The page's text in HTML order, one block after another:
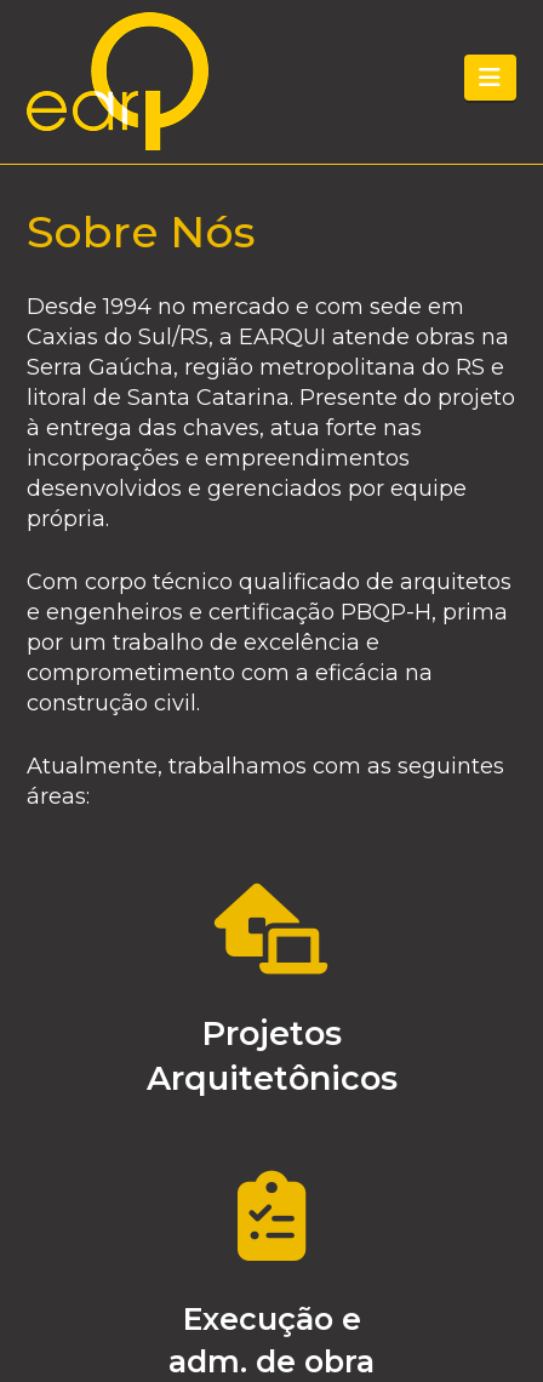
Sobre Nós
Desde 1994 no mercado e com sede em
Caxias do Sul/RS, a EARQUI atende obras na
Serra Gaúcha, região metropolitana do RS e
litoral de Santa Catarina. Presente do projeto
à entrega das chaves, atua forte nas
incorporações e empreendimentos
desenvolvidos e gerenciados por equipe
própria.
Com corpo técnico qualificado de arquitetos
e engenheiros e certificação PBQP-H, prima
por um trabalho de excelência e
comprometimento com a eficácia na
construção civil.
Atualmente, trabalhamos com as seguintes
áreas:
Projetos
Arquitetônicos
Execução e
adm. de obra